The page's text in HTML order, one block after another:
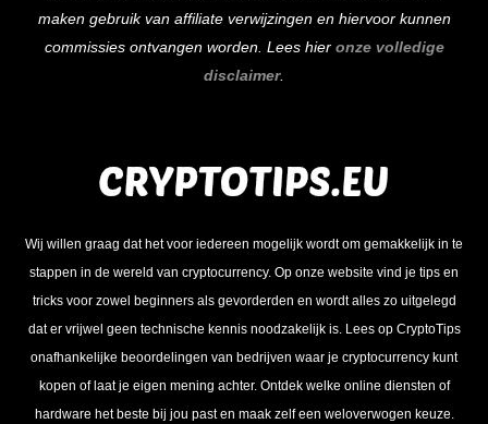
maken gebruik van affiliate verwijzingen en hiervoor kunnen
commissies ontvangen worden. Lees hier onze volledige
disclaimer.
Wij willen graag dat het voor iedereen mogelijk wordt om gemakkelijk in te
stappen in de wereld van cryptocurrency. Op onze website vind je tips en
tricks voor zowel beginners als gevorderden en wordt alles zo uitgelegd
dat er vrijwel geen technische kennis noodzakelijk is. Lees op CryptoTips
onafhankelijke beoordelingen van bedrijven waar je cryptocurrency kunt
kopen of laat je eigen mening achter. Ontdek welke online diensten of
hardware het beste bij jou past en maak zelf een weloverwogen keuze.